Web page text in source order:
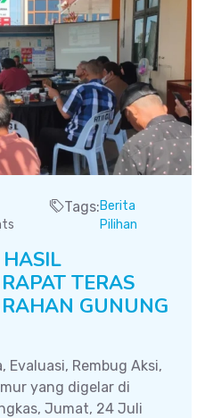
Tags:Berita
Pilihan
TERAS
GUNUNG
Evaluasi, Rembug Aksi,
yang digelar di
Jumat, 24 Juli